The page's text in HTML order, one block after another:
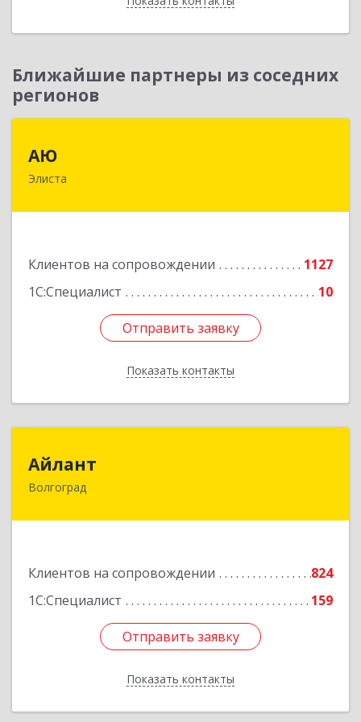
Ближайшие партнеры из соседних
регионов
АЮ
Элиста
Клиентов на сопровождении
1127
1С:Специалист
10
Отправить заявку
Показать контакты
358009, Калмыкия Респ, Элиста г, А.С.Пушкина
Отправить заявку
Назад
Айлант
Волгоград
Клиентов на сопровождении
824
1С:Специалист
159
Отправить заявку
Показать контакты
400001, Волгоградская обл, Волгоград г, им
Отправить заявку
Назад